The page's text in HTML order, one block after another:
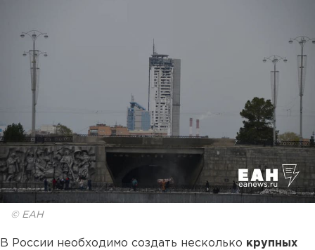
© ЕАН
В России необходимо создать несколько крупных